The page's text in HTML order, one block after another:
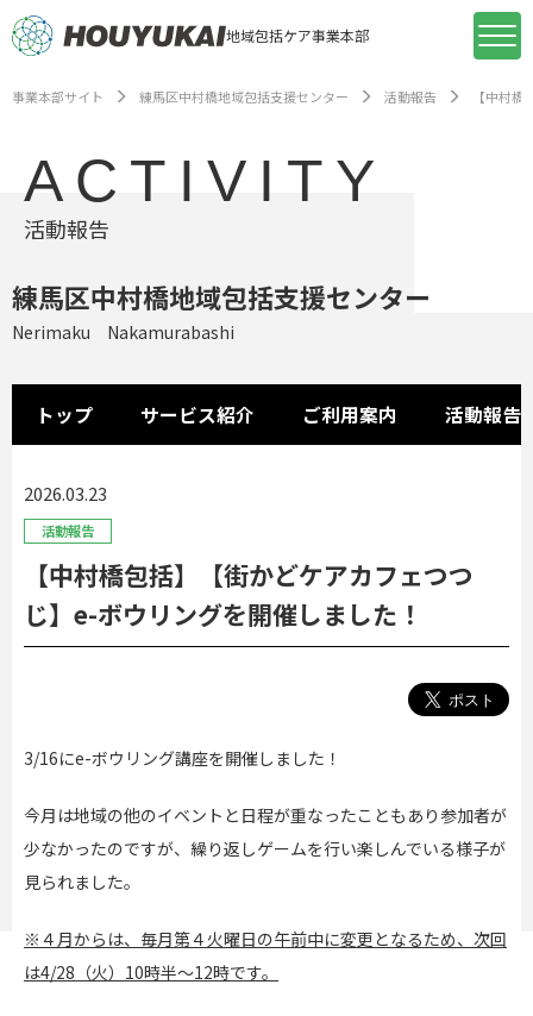
地域包括ケア事業本部
事業本部サイト 練馬区中村橋地域包括支援センター 活動報告 【中村
ACTIVITY
活動報告
練馬区中村橋地域包括支援センター
Nerimaku Nakamurabashi
トップ サービス紹介 ご利用案内 活動報告
2026.03.23
活動報告
【中村橋包括】【街かどケアカフェつつ
じ】e-ボウリングを開催しました！
3/16にe-ボウリング講座を開催しました！
今月は地域の他のイベントと日程が重なったこともあり参加者が
少なかったのですが、繰り返しゲームを行い楽しんでいる様子が
見られました。
※４月からは、毎月第４火曜日の午前中に変更となるため、 次回
は4/28（火）10時半～12時です。